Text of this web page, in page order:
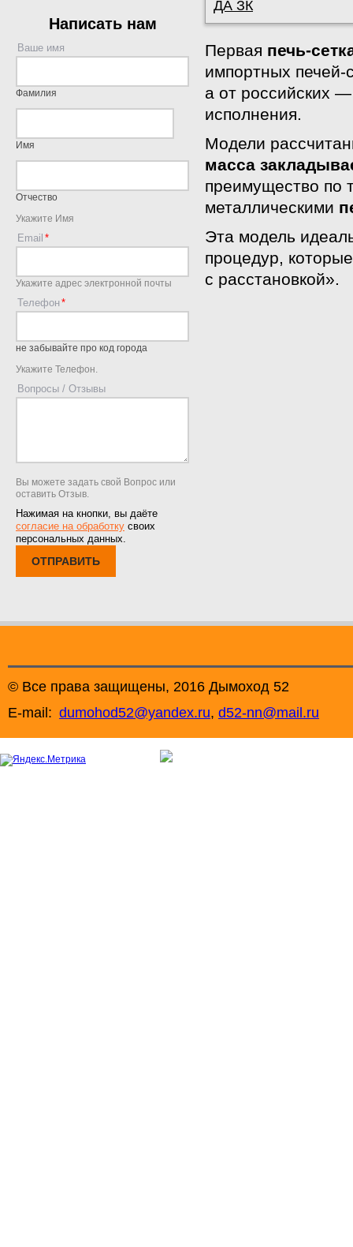
Написать нам
Ваше имя
Фамилия
Имя
Отчество
Укажите Имя
Email
Укажите адрес электронной почты
Телефон
не забывайте про код города
Укажите Телефон.
Вопросы / Отзывы
Вы можете задать свой Вопрос или
оставить Отзыв.
Нажимая на кнопки, вы даёте
согласие на обработку своих
персональных данных.
ОТПРАВИТЬ
ДА ЗК
Первая печь-
импортных печей-
а от российских
исполнения.
Модели
масса
преимущество по
металлическими
Эта модель
процедур,
с расстановкой».
© Все права защищены, 2016 Дымоход
E-mail: dumohod52@yandex.ru, d52-nn@mail.ru